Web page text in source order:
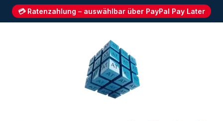
💳 Ratenzahlung – auswählbar über PayPal Pay Later